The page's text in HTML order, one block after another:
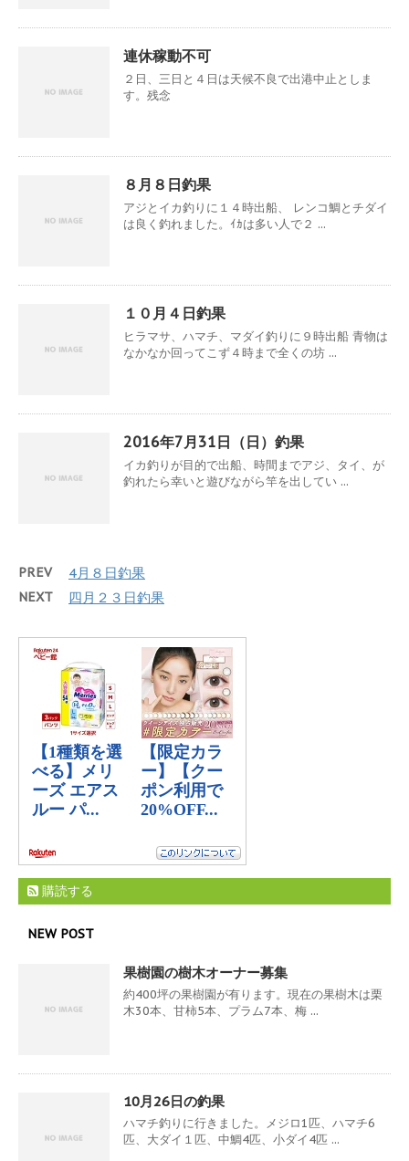
連休稼動不可
２日、三日と４日は天候不良で出港中止としま
す。残念
８月８日釣果
アジとイカ釣りに１４時出船、 レンコ鯛とチダイ
は良く釣れました。ｲｶは多い人で２ ...
１０月４日釣果
ヒラマサ、ハマチ、マダイ釣りに９時出船 青物は
なかなか回ってこず４時まで全くの坊 ...
2016年7月31日（日）釣果
イカ釣りが目的で出船、時間までアジ、タイ、が
釣れたら幸いと遊びながら竿を出してい ...
PREV 4月８日釣果
NEXT 四月２３日釣果
購読する
NEW POST
果樹園の樹木オーナー募集
約400坪の果樹園が有ります。現在の果樹木は栗
木30本、甘柿5本、プラム7本、梅 ...
10月26日の釣果
ハマチ釣りに行きました。メジロ1匹、ハマチ6
匹、大ダイ１匹、中鯛4匹、小ダイ4匹 ...